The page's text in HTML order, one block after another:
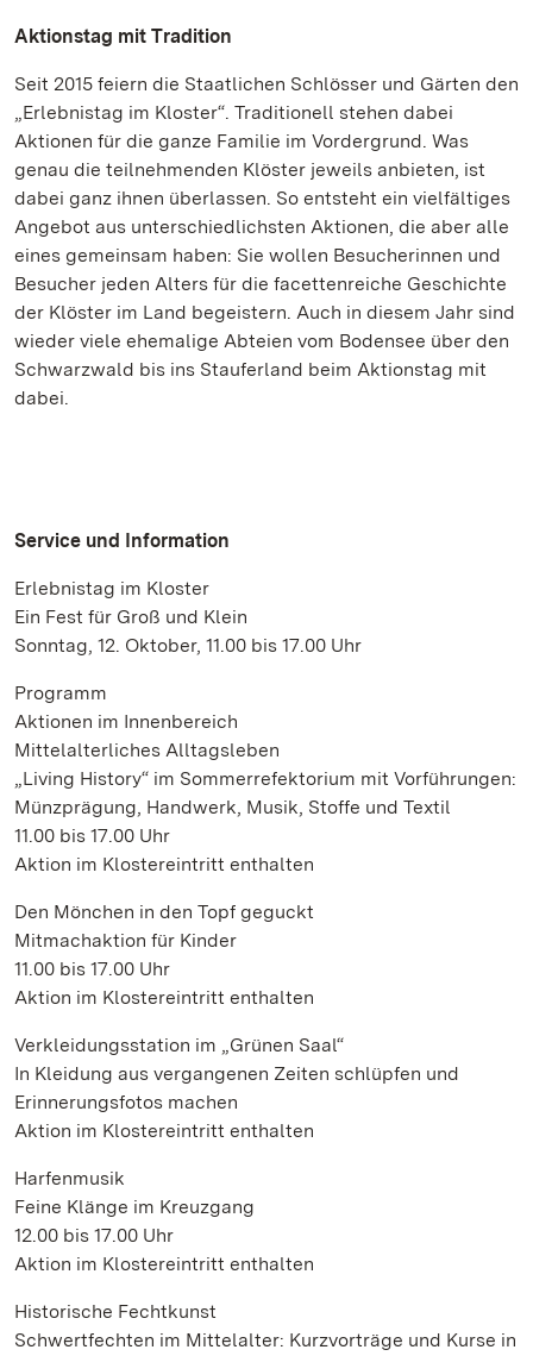
Aktionstag mit Tradition
Seit 2015 feiern die Staatlichen Schlösser und Gärten den
„Erlebnistag im Kloster“. Traditionell stehen dabei
Aktionen für die ganze Familie im Vordergrund. Was
genau die teilnehmenden Klöster jeweils anbieten, ist
dabei ganz ihnen überlassen. So entsteht ein vielfältiges
Angebot aus unterschiedlichsten Aktionen, die aber alle
eines gemeinsam haben: Sie wollen Besucherinnen und
Besucher jeden Alters für die facettenreiche Geschichte
der Klöster im Land begeistern. Auch in diesem Jahr sind
wieder viele ehemalige Abteien vom Bodensee über den
Schwarzwald bis ins Stauferland beim Aktionstag mit
dabei.
Service und Information
Erlebnistag im Kloster
Ein Fest für Groß und Klein
Sonntag, 12. Oktober, 11.00 bis 17.00 Uhr
Programm
Aktionen im Innenbereich
Mittelalterliches Alltagsleben
„Living History“ im Sommerrefektorium mit Vorführungen:
Münzprägung, Handwerk, Musik, Stoffe und Textil
11.00 bis 17.00 Uhr
Aktion im Klostereintritt enthalten
Den Mönchen in den Topf geguckt
Mitmachaktion für Kinder
11.00 bis 17.00 Uhr
Aktion im Klostereintritt enthalten
Verkleidungsstation im „Grünen Saal“
In Kleidung aus vergangenen Zeiten schlüpfen und
Erinnerungsfotos machen
Aktion im Klostereintritt enthalten
Harfenmusik
Feine Klänge im Kreuzgang
12.00 bis 17.00 Uhr
Aktion im Klostereintritt enthalten
Historische Fechtkunst
Schwertfechten im Mittelalter: Kurzvorträge und Kurse in